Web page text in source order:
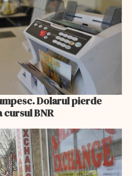
Dolarul pierde
cursul BNR